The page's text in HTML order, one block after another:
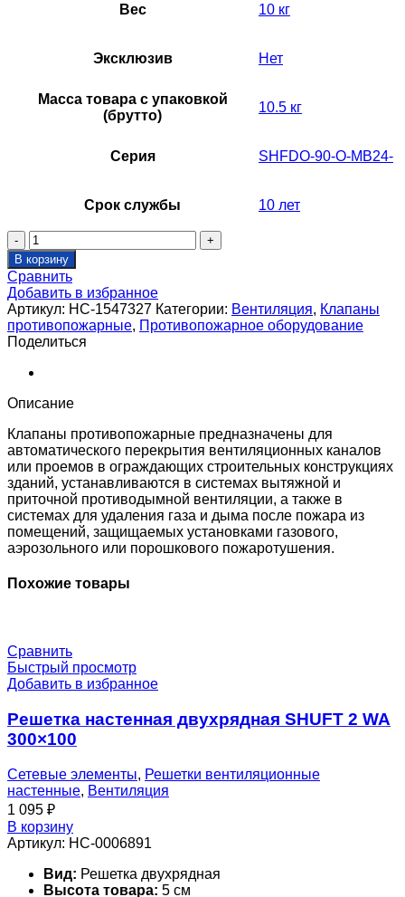
Вес 10 кг
Эксклюзив Нет
Масса товара с упаковкой
(брутто)
10.5 кг
Серия SHFDO-90-O-MB24-
Срок службы 10 лет
Количество
товара
Клапан
противопожарный
SHUFT
SHFDO-
90-
O-
500_250-
0-
0-
0
В корзину
Сравнить
Добавить в избранное
Артикул: НС-1547327 Категории: Вентиляция, Клапаны
противопожарные, Противопожарное оборудование
Поделиться
Описание
Клапаны противопожарные предназначены для
автоматического перекрытия вентиляционных каналов
или проемов в ограждающих строительных конструкциях
зданий, устанавливаются в системах вытяжной и
приточной противодымной вентиляции, а также в
системах для удаления газа и дыма после пожара из
помещений, защищаемых установками газового,
аэрозольного или порошкового пожаротушения.
Похожие товары
Сравнить
Быстрый просмотр
Добавить в избранное
Решетка настенная двухрядная SHUFT 2 WA
300×100
Сетевые элементы, Решетки вентиляционные
настенные, Вентиляция
1 095 ₽
В корзину
Артикул: НС-0006891
Вид: Решетка двухрядная
Высота товара: 5 см